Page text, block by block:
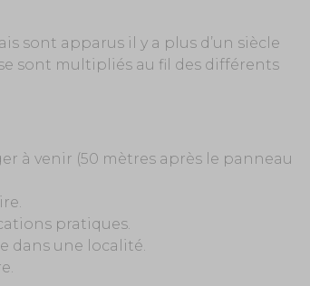
sont apparus il y a plus d’un siècle
sont multipliés au fil des différents
à venir (50 mètres après le panneau
pratiques.
dans une localité.